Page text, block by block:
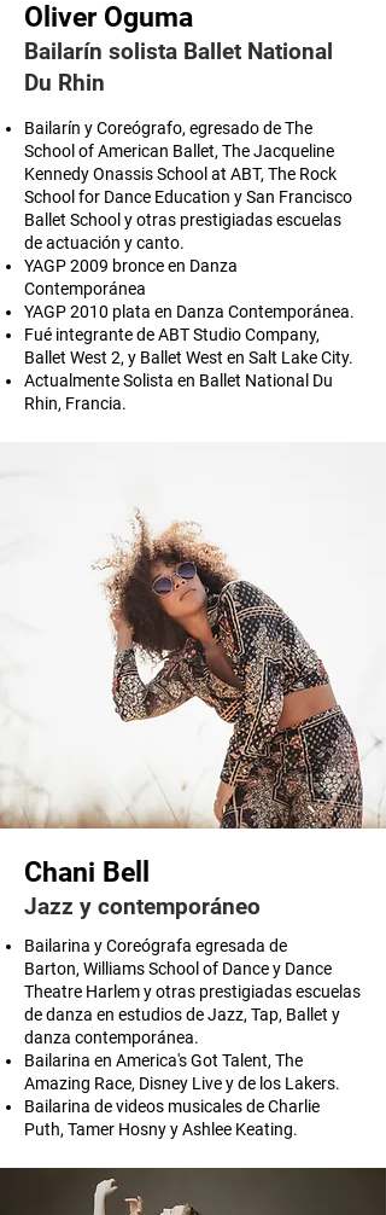
Oliver Oguma
Bailarín solista Ballet National
Du Rhin
Bailarín y Coreógrafo, egresado de The
School of American Ballet, The Jacqueline
Kennedy Onassis School at ABT, The Rock
School for Dance Education y San Francisco
Ballet School y otras prestigiadas escuelas
de actuación y canto.
YAGP 2009 bronce en Danza
Contemporánea
YAGP 2010 plata en Danza Contemporánea.
Fué integrante de ABT Studio Company,
Ballet West 2, y Ballet West en Salt Lake City.
Actualmente Solista en Ballet National Du
Rhin, Francia.
Chani Bell
Jazz y contemporáneo
Bailarina y Coreógrafa egresada de
Barton, Williams School of Dance y Dance
Theatre Harlem y otras prestigiadas escuelas
de danza en estudios de Jazz, Tap, Ballet y
danza contemporánea.
Bailarina en America's Got Talent, The
Amazing Race, Disney Live y de los Lakers.
Bailarina de videos musicales de Charlie
Puth, Tamer Hosny y Ashlee Keating.